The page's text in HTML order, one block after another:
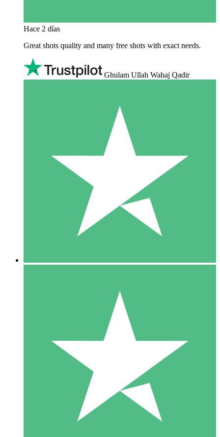
Hace 2 días
Great shots quality and many free shots with exact needs.
Ghulam Ullah Wahaj Qadir